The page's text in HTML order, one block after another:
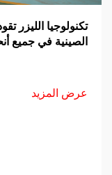
تكنولوجيا الليزر
الصينية في جميع
عرض المزيد